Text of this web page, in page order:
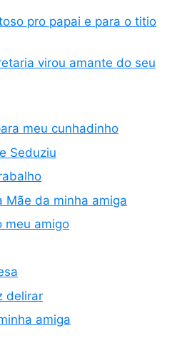
pro papai e para o titio
virou amante do seu
meu cunhadinho
Seduziu
Mãe da minha amiga
meu amigo
delirar
amiga